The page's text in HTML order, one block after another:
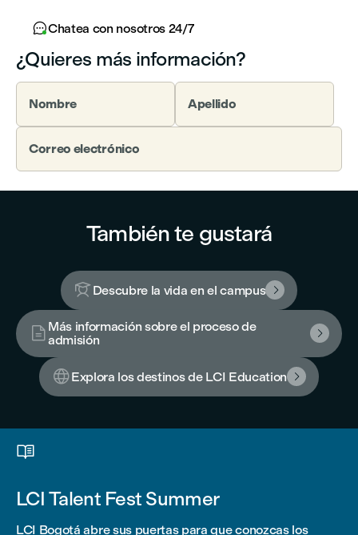
Chatea con nosotros 24/7
¿Quieres más información?
Nombre Apellido
Correo electrónico
También te gustará
 Descubre la vida en el campus 
 Más información sobre el proceso de
admisión

Explora los destinos de LCI Education 

LCI Talent Fest Summer
LCI Bogotá abre sus puertas para que conozcas los